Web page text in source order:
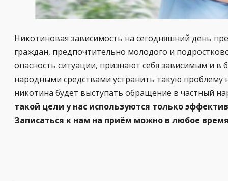
Никотиновая зависимость на сегодняшний день
граждан, предпочтительно молодого и
опасность ситуации, признают себя зависимым и в
народными средствами устранить такую
никотина будет выступать обращение в частный
такой цели у нас используются только
Записаться к нам на приём можно в любое